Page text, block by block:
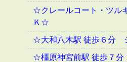
☆クレールコート・ツル
Ｋ☆
☆大和八木駅 徒歩６分
☆橿原神宮前駅 徒歩７分